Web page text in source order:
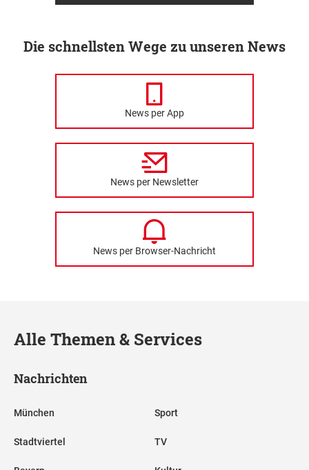
Die schnellsten Wege zu unseren News
News per App
News per Newsletter
News per Browser-Nachricht
Alle Themen & Services
Nachrichten
München
Stadtviertel
Sport
TV